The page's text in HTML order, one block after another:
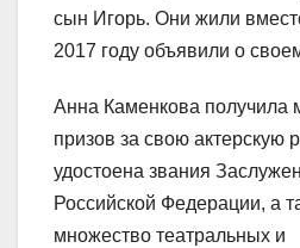
сын Игорь. Они жили
2017 году объявили о
Анна Каменкова получила
призов за свою актерскую
удостоена звания
Российской Федерации, а
множество театральных и